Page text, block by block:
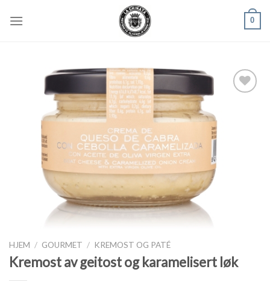
0
ønskeliste
HJEM / GOURMET / KREMOST OG PATÉ
Kremost av geitost og karamelisert løk